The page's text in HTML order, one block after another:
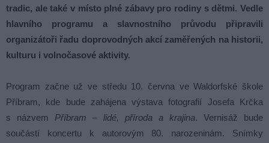
tradic, ale také v místo plné zábavy pro rodiny s dětmi. Vedle
hlavního programu a slavnostního průvodu připravili
organizátoři řadu doprovodných akcí zaměřených na historii,
kulturu i volnočasové aktivity.
Program začne už ve středu 10. června ve Waldorfské škole
Příbram, kde bude zahájena výstava fotografií Josefa Krčka
s názvem Příbram – lidé, příroda a krajina. Vernisáž bude
součástí koncertu k autorovým 80. narozeninám. Snímky